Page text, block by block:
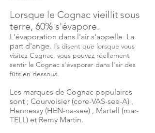
Lorsque le Cognac vieillit sous
terre, 60% s'évapore.
L'évaporation dans l'air s'appelle La
part d'ange. Ils disent que lorsque vous
visitez Cognac, vous pouvez réellement
sentir le Cognac s'évaporer dans l'air des
fûts en dessous.
Les marques de Cognac populaires
sont ; Courvoisier (core-VAS-see-A) ,
Hennessy (HEN-na-see) , Martell (mar-
TELL) et Remy Martin.